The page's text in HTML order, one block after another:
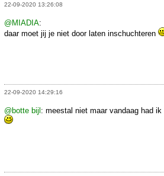
22-09-2020 13:26:08
@MIADIA:
daar moet jij je niet door laten inschuchteren
22-09-2020 14:29:16
@botte bijl : meestal niet maar vandaag had